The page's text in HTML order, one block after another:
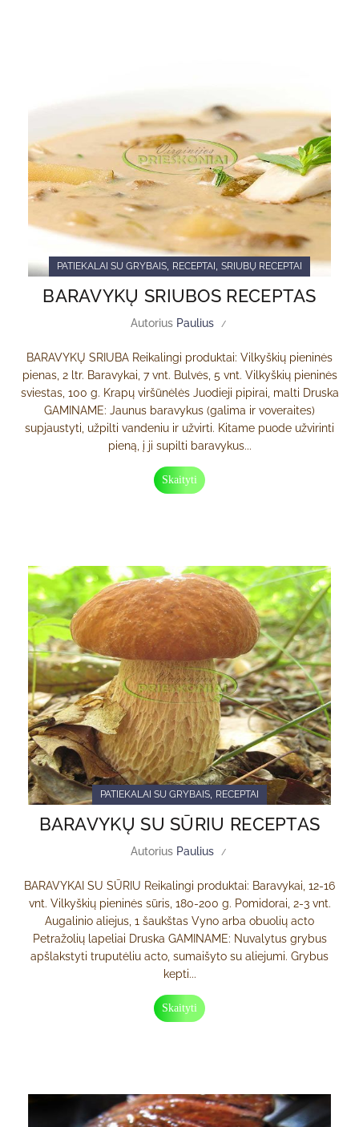
PATIEKALAI SU GRYBAIS RECEPTAI SRIUBŲ RECEPTAI
BARAVYKŲ SRIUBOS RECEPTAS
Autorius Paulius
BARAVYKŲ SRIUBA Reikalingi produktai: Vilkyškių pieninės
pienas, 2 ltr. Baravykai, 7 vnt. Bulvės, 5 vnt. Vilkyškių pieninės
sviestas, 100 g. Krapų viršūnėlės Juodieji pipirai, malti Druska
GAMINAME: Jaunus baravykus (galima ir voveraites)
supjaustyti, užpilti vandeniu ir užvirti. Kitame puode užvirinti
pieną, į ji supilti baravykus...
Skaityti
PATIEKALAI SU GRYBAIS RECEPTAI
BARAVYKŲ SU SŪRIU RECEPTAS
Autorius Paulius
BARAVYKAI SU SŪRIU Reikalingi produktai: Baravykai, 12-16
vnt. Vilkyškių pieninės sūris, 180-200 g. Pomidorai, 2-3 vnt.
Augalinio aliejus, 1 šaukštas Vyno arba obuolių acto
Petražolių lapeliai Druska GAMINAME: Nuvalytus grybus
apšlakstyti truputėliu acto, sumaišyto su aliejumi. Grybus
kepti...
Skaityti